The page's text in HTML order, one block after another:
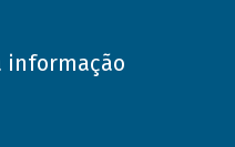
informação